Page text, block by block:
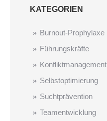
KATEGORIEN
Burnout-Prophylaxe
Führungskräfte
Konfliktmanagement
Selbstoptimierung
Suchtprävention
Teamentwicklung